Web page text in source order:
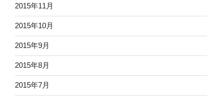
2015年11月
2015年10月
2015年9月
2015年8月
2015年7月